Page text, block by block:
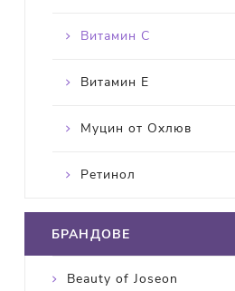
Витамин С
Витамин Е
Муцин от Охлюв
Ретинол
БРАНДОВЕ
Beauty of Joseon